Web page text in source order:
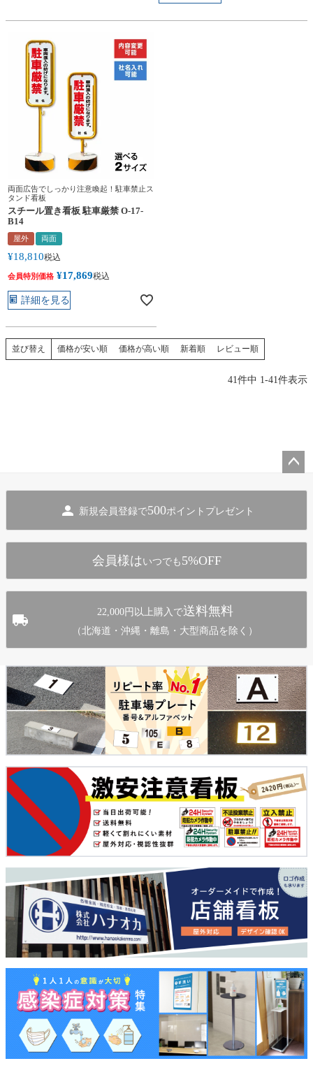
両面広告でしっかり注意喚起！駐車禁止ス
タンド看板
スチール置き看板 駐車厳禁 O-17-
B14
屋外 両面
¥18,810税込
会員特別価格 ¥17,869税込
詳細を見る
並び替え 価格が安い順 価格が高い順 新着順 レビュー順
41件中 1-41件表示
新規会員登録で500ポイントプレゼント
会員様は いつでも 5%OFF
22,000円以上購入で送料無料
（北海道・沖縄・離島・大型商品を除く）